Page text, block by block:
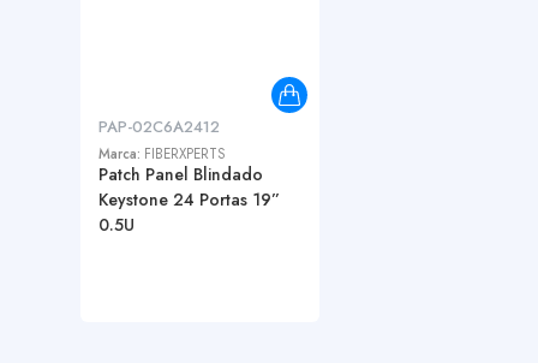
PAP-02C6A2412
Marca: FIBERXPERTS
Patch Panel Blindado
Keystone 24 Portas 19”
0.5U